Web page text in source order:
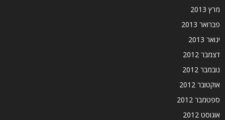
מרץ 2013
פברואר 2013
ינואר 2013
דצמבר 2012
נובמבר 2012
אוקטובר 2012
ספטמבר 2012
אוגוסט 2012